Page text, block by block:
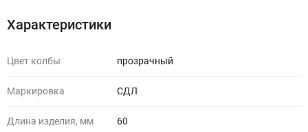
Характеристики
Цвет колбы прозрачный
Маркировка СДЛ
Длина изделия, мм 60